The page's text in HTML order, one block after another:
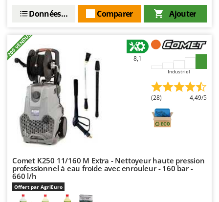
Ajouter
Comparer
Données techniques
+200 VENDUS 8,1
Industriel
(28) 4,49/5
Comet K250 11/160 M Extra - Nettoyeur haute pression
professionnel à eau froide avec enrouleur - 160 bar -
660 l/h
Offert par AgriEuro